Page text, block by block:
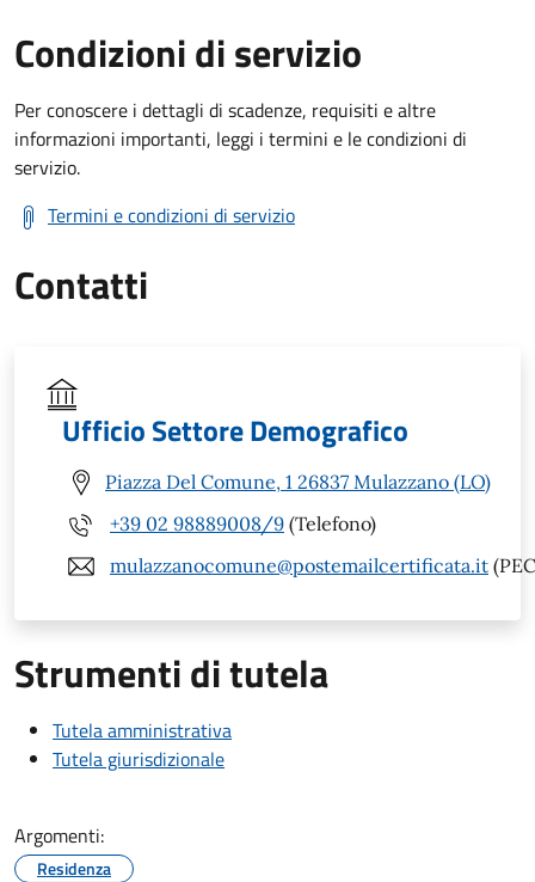
Condizioni di servizio
Per conoscere i dettagli di scadenze, requisiti e altre
informazioni importanti, leggi i termini e le condizioni di
servizio.
Termini e condizioni di servizio
Contatti
Ufficio Settore Demografico
Piazza Del Comune, 1 26837 Mulazzano (LO)
+39 02 98889008/9 (Telefono)
mulazzanocomune@postemailcertificata.it
Strumenti di tutela
Tutela amministrativa
Tutela giurisdizionale
Argomenti:
Residenza